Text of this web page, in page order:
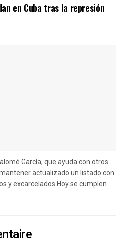
en Cuba tras la represión
García, que ayuda con otros
actualizado un listado con
y excarcelados Hoy se cumplen...